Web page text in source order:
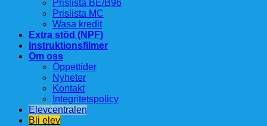
Prislista BE/B96
Prislista MC
Wasa kredit
Extra stöd (NPF)
Instruktionsfilmer
Om oss
Öppettider
Nyheter
Kontakt
Integritetspolicy
Elevcentralen
Bli elev